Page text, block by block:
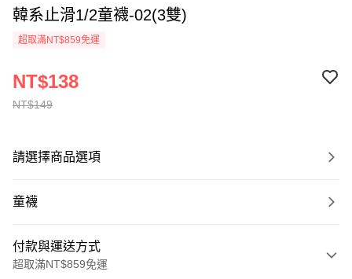
韓系止滑1/2童襪-02(3雙)
超取滿NT$859免運
NT$149
NT$138
請選擇商品選項
童襪
付款與運送方式
超取滿NT$859免運